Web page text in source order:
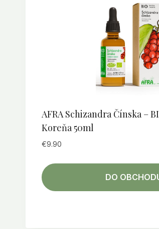
AFRA Schizandra Čínska –
Koreňa 50ml
€9.90
DO